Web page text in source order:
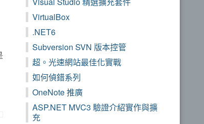
VirtualBox
.NET6
Subversion SVN 版本控管
超。光速網站最佳化實戰
如何偵錯系列
OneNote 推廣
ASP.NET MVC3 驗證介紹實作與擴
充